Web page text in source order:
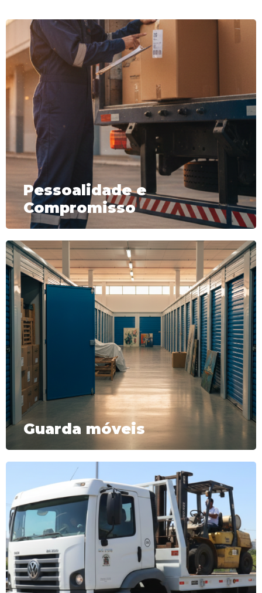
Pessoalidade e
Compromisso
Acompanhamos de perto sua mudança,
analisando individualmente as necessidades
para oferecemos soluções profissionais
personalizadas.
Guarda móveis
Caso necessite armazenar os móveis,
objetos pessoais, comerciais e industrias, a
AAC Transportes utiliza um sistema de
armazenamento que garante a segurança
dos seus bens. Esse sistema tem muitas
vantagens, uma delas é a de que os seus
pertences serão protegidos da umidade, pó
e etc.
A experiência da equipe mais uma vez é
determinante para realização eficaz e segura
do serviço, os equipamentos são
específicos, tais como: carrinhos hidráulicos,
empilhadeiras, caminhão plataforma,